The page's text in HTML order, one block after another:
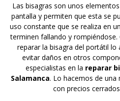
Las bisagras son unos
pantalla y permiten que esta se
uso constante que se realiza en
terminen fallando y
reparar la bisagra del portátil lo
evitar daños en otros
especialistas en la reparar
Salamanca. Lo hacemos de
con precios